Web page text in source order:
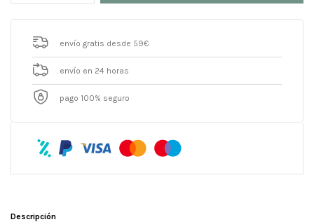
envío gratis desde 59€
envío en 24 horas
pago 100% seguro
Descripción